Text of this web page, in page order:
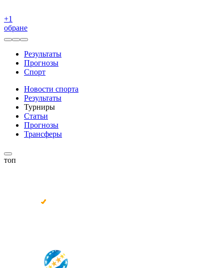
+1
обране
Результаты
Прогнозы
Спорт
Новости спорта
Результаты
Турниры
Статьи
Прогнозы
Трансферы
топ